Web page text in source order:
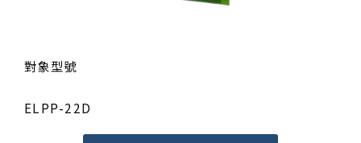
對象型號
ELPP-22D